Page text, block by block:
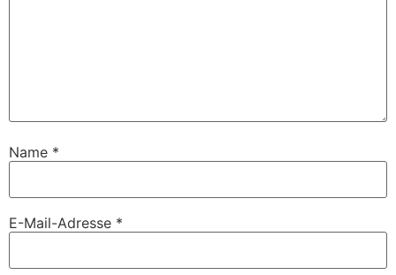
Name *
E-Mail-Adresse *